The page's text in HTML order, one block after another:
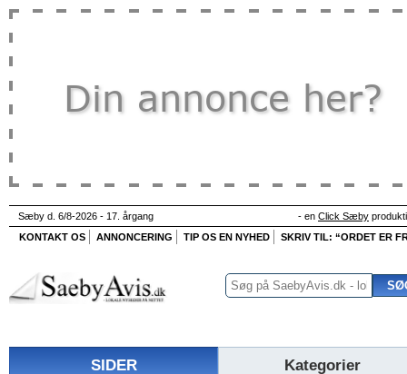
Sæby d. 6/8-2026 - 17. årgang - en Click Sæby
KONTAKT OS
ANNONCERING TIP OS EN NYHED SKRIV TIL: “ORDET ER
SIDER Kategorier